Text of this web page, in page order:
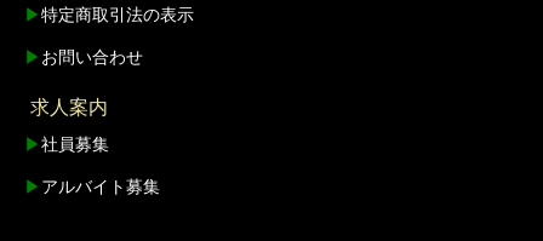
▶特定商取引法の表示
▶ お問い合わせ
求人案内
▶社員募集
▶ アルバイト募集